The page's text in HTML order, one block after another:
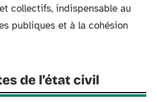
collectifs, indispensable au
publiques et à la cohésion
de l’état civil